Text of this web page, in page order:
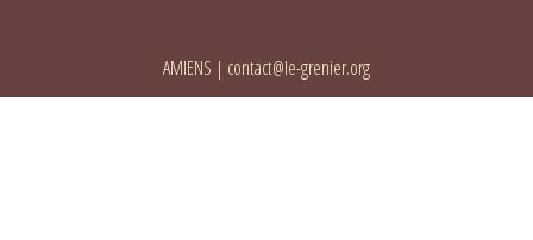
AMIENS | contact@le-grenier.org